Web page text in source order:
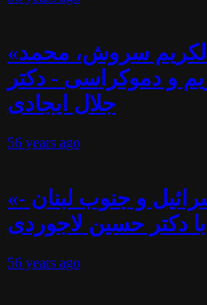
«انتخابات» ایران، عبدالکریم سروش، محمد
و دموکراسی - دکتر
جلال ایجادی
56 years ago
«انتخابات»، توماج، اسرائیل و جنوب لبنان -
دکتر حسین لاجوردی
56 years ago